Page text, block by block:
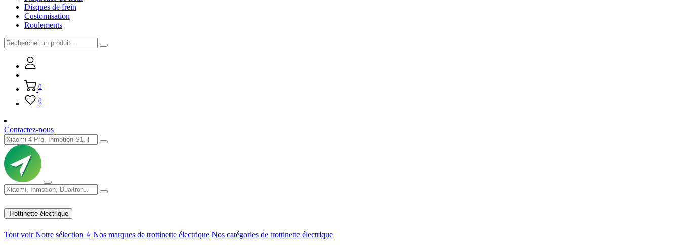
Disques de frein
Customisation
Roulements
0
0
Contactez-nous
Trottinette électrique
Tout voirNotre sélection ⭐ Nos marques de trottinette électrique Nos catégories de trottinette électrique